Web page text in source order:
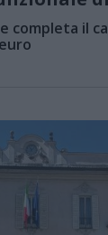
completa il